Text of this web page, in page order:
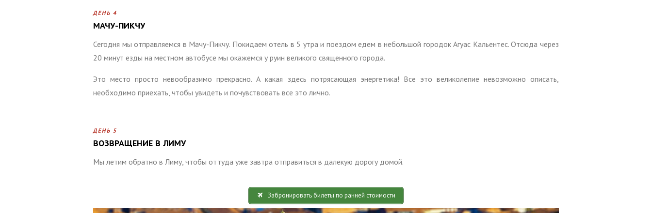
ДЕНЬ 4
МАЧУ-ПИКЧУ
Сегодня мы отправляемся в Мачу-Пикчу. Покидаем отель в 5 утра и поездом едем в небольшой городок Агуас Кальентес. Отсюда через
20 минут езды на местном автобусе мы окажемся у руин великого священного города.
Это место просто невообразимо прекрасно. А какая здесь потрясающая энергетика! Все это великолепие невозможно описать,
необходимо приехать, чтобы увидеть и почувствовать все это лично.
ДЕНЬ 5
ВОЗВРАЩЕНИЕ В ЛИМУ
Мы летим обратно в Лиму, чтобы оттуда уже завтра отправиться в далекую дорогу домой.
Забронировать билеты по ранней стоимости